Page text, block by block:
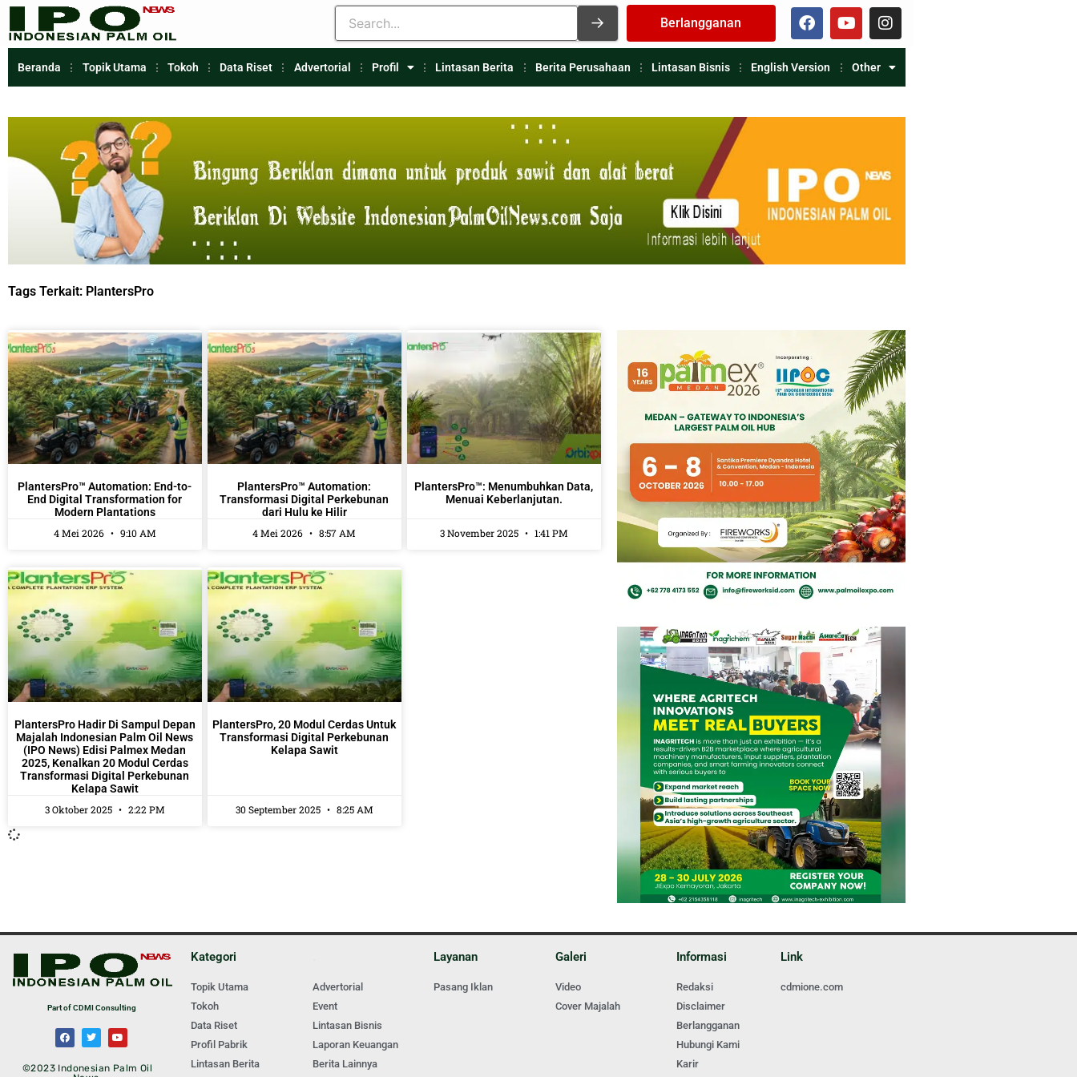
Berlangganan
Beranda Topik Utama Tokoh Data Riset Advertorial Profil Lintasan Berita Berita Perusahaan Lintasan Bisnis English Version Other
Tags Terkait: PlantersPro
PlantersPro™ Automation: End-to-
End Digital Transformation for
Modern Plantations
4 Mei 2026
9:10 AM
PlantersPro™ Automation:
Transformasi Digital Perkebunan
dari Hulu ke Hilir
4 Mei 2026
8:57 AM
PlantersPro™: Menumbuhkan Data,
Menuai Keberlanjutan.
3 November 2025 1:41 PM
PlantersPro Hadir Di Sampul Depan
Majalah Indonesian Palm Oil News
(IPO News) Edisi Palmex Medan
2025, Kenalkan 20 Modul Cerdas
Transformasi Digital Perkebunan
Kelapa Sawit
3 Oktober 2025
2:22 PM
PlantersPro, 20 Modul Cerdas Untuk
Transformasi Digital Perkebunan
Kelapa Sawit
30 September 2025 8:25 AM
Part of CDMI Consulting
©2023 Indonesian Palm Oil
Kategori
Topik Utama
Tokoh
Data Riset
Profil Pabrik
Lintasan Berita
Advertorial
Event
Lintasan Bisnis
Laporan Keuangan
Berita Lainnya
Layanan
Pasang Iklan
Galeri
Video
Cover Majalah
Informasi
Redaksi
Disclaimer
Berlangganan
Hubungi Kami
Karir
Link
cdmione.com